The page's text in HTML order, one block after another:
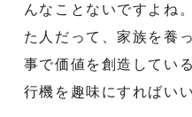
んなことないですよね
た人だって、家族を養
事で価値を創造してい
行機を趣味にすればい